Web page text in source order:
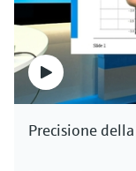
Sensore di pH
inquinati in
o vernici
Prezzo dopologin
Precisione